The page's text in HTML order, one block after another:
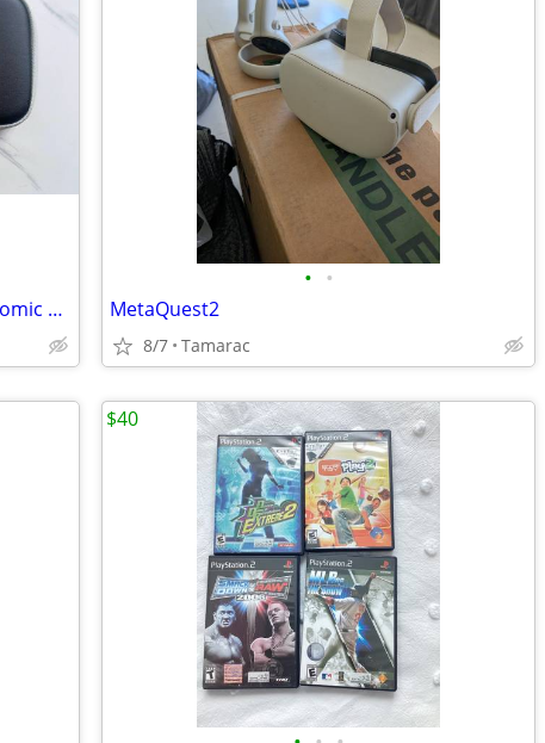
Nintendo switch carry case plus ergonomic holder
• •
MetaQuest2
8/7 Tamarac
$40